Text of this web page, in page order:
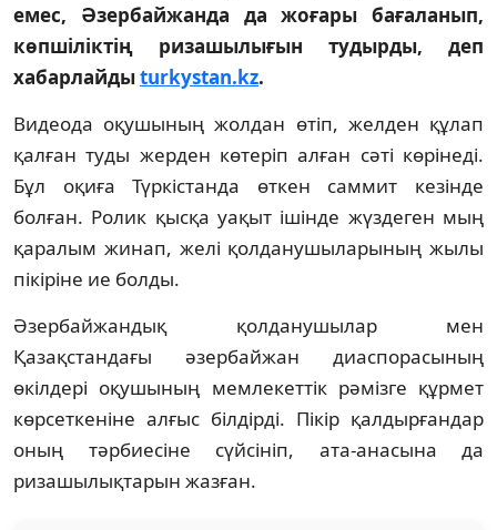
емес, Әзербайжанда да жоғары бағаланып,
көпшіліктің ризашылығын тудырды, деп
хабарлайдыturkystan.kz.
Видеода оқушының жолдан өтіп, желден құлап
қалған туды жерден көтеріп алған сәті көрінеді.
Бұл оқиға Түркістанда өткен саммит кезінде
болған. Ролик қысқа уақыт ішінде жүздеген мың
қаралым жинап, желі қолданушыларының жылы
пікіріне ие болды.
Әзербайжандық қолданушылар мен
Қазақстандағы әзербайжан диаспорасының
өкілдері оқушының мемлекеттік рәмізге құрмет
көрсеткеніне алғыс білдірді. Пікір қалдырғандар
оның тәрбиесіне сүйсініп, ата-анасына да
ризашылықтарын жазған.